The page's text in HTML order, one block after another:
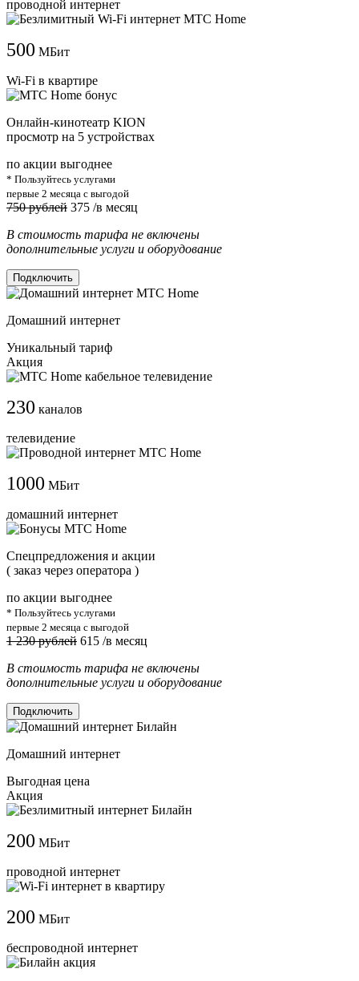
проводной интернет
500 МБит
Wi-Fi в квартире
Онлайн-кинотеатр KION
просмотр на 5 устройствах
по акции выгоднее
* Пользуйтесь услугами
первые 2 месяца с выгодой
750 рублей 375 /в месяц
В стоимость тарифа не включены
дополнительные услуги и оборудование
Подключить
Домашний интернет
Уникальный тариф
Акция
230 каналов
телевидение
1000 МБит
домашний интернет
Cпецпредложения и акции
( заказ через оператора )
по акции выгоднее
* Пользуйтесь услугами
первые 2 месяца с выгодой
1 230 рублей 615 /в месяц
В стоимость тарифа не включены
дополнительные услуги и оборудование
Подключить
Домашний интернет
Выгодная цена
Акция
200 МБит
проводной интернет
200 МБит
беспроводной интернет